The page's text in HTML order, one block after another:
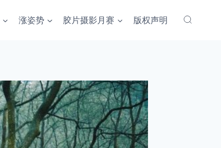
涨姿势 胶片摄影月赛 版权声明